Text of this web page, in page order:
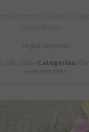
mucho más allá de las
o los relojes…
Seguir leyendo
julio 2026 •Categorías:
asesoramiento